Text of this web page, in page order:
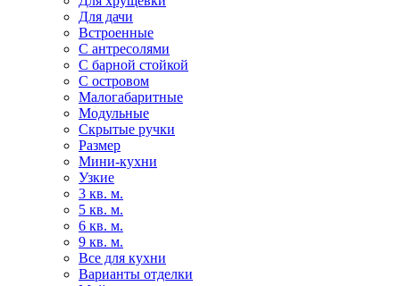
Для дачи
Встроенные
С антресолями
С барной стойкой
С островом
Малогабаритные
Модульные
Скрытые ручки
Размер
Мини-кухни
Узкие
3 кв. м.
5 кв. м.
6 кв. м.
9 кв. м.
Все для кухни
Варианты отделки